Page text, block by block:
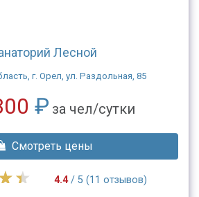
Лесной
г. Орел, ул. Раздольная, 85
₽ за чел/сутки
Смотреть цены
4.4/ 5 (11 отзывов)